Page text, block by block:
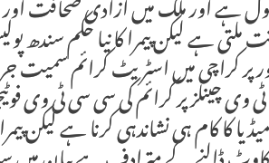
قبول ہے اور ملک میں آزادی
ملتی ہے لیکن پیمرا کا نیا حکم
میں اسٹریٹ کرائم سمیت
وی چینلز پر کرائم کی سی سی ٹی وی
کا کام ہی نشاندہی کرنا ہے لیکن